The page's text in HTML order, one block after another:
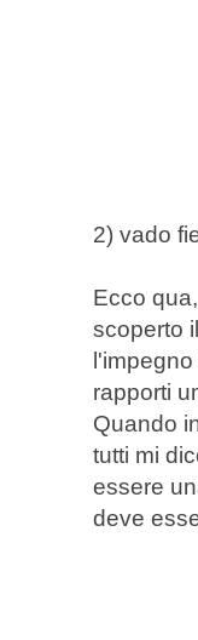
2) vado
Ecco
scoperto
rapporti
Quando
tutti mi
essere
deve